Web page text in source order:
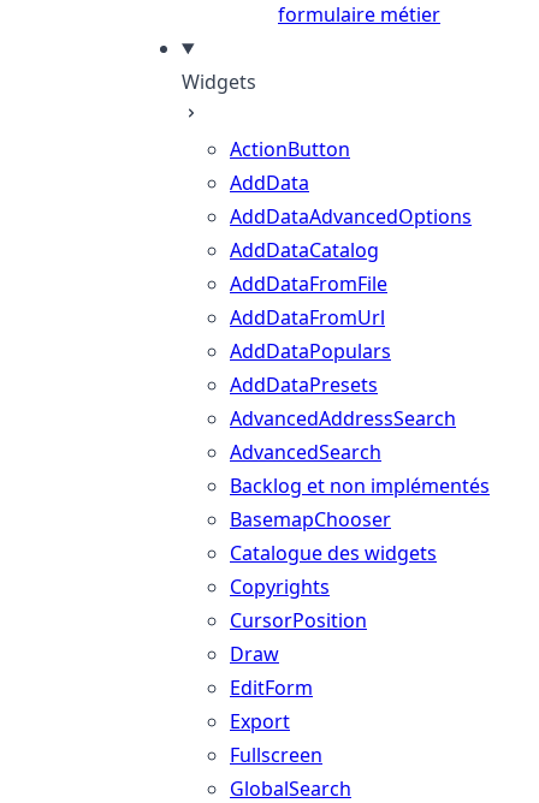
formulaire métier
Widgets
ActionButton
AddData
AddDataAdvancedOptions
AddDataCatalog
AddDataFromFile
AddDataFromUrl
AddDataPopulars
AddDataPresets
AdvancedAddressSearch
AdvancedSearch
Backlog et non implémentés
BasemapChooser
Catalogue des widgets
Copyrights
CursorPosition
Draw
EditForm
Export
Fullscreen
GlobalSearch